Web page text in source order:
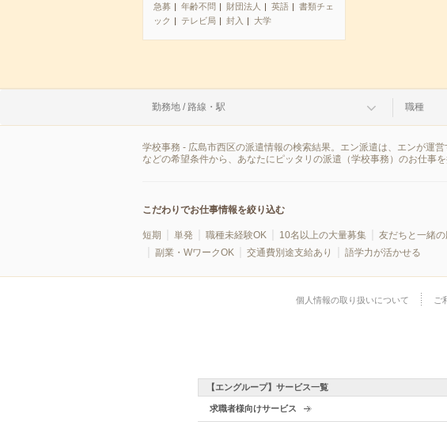
急募 年齢不問 財団法人 英語
書類チェ
ック
テレビ局 封入 大学
勤務地 / 路線・駅 職種
学校事務 - 広島市西区の派遣情報の検索結果。エン派遣は、エンが運
などの希望条件から、あなたにピッタリの派遣（学校事務）のお仕事を
こだわりでお仕事情報を絞り込む
短期 単発 職種未経験OK 10名以上の大量募集 友だちと一緒
副業・WワークOK
交通費別途支給あり 語学力が活かせる
個人情報の取り扱いについて ご
【エングループ】サービス一覧
求職者様向けサービス